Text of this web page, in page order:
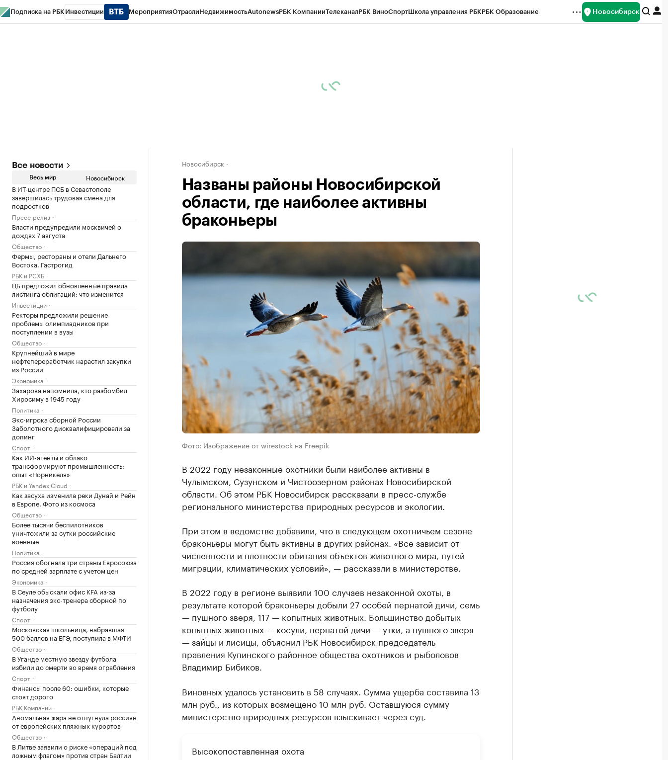
Подписка на РБК Инвестиции МероприятияОтраслиНедвижимостьAutonewsРБК КомпанииТелеканалРБК ВиноСпортШкола управления РБКРБК Образование Новосибирск
Все новости
Весь мир Новосибирск
В ИТ-центре ПСБ в Севастополе
завершилась трудовая смена для
подростков
Пресс-релиз
Власти предупредили москвичей о
дождях 7 августа
Общество
Фермы, рестораны и отели Дальнего
Востока. Гастрогид
РБК и РСХБ
ЦБ предложил обновленные правила
листинга облигаций: что изменится
Инвестиции
Ректоры предложили решение
проблемы олимпиадников при
поступлении в вузы
Общество
Крупнейший в мире
нефтепереработчик нарастил закупки
из России
Экономика
Захарова напомнила, кто разбомбил
Хиросиму в 1945 году
Политика
Экс-игрока сборной России
Заболотного дисквалифицировали за
допинг
Спорт
Как ИИ-агенты и облако
трансформируют промышленность:
опыт «Норникеля»
РБК и Yandex Cloud
Как засуха изменила реки Дунай и Рейн
в Европе. Фото из космоса
Общество
Более тысячи беспилотников
уничтожили за сутки российские
военные
Политика
Россия обогнала три страны Евросоюза
по средней зарплате с учетом цен
Экономика
В Сеуле обыскали офис KFA из-за
назначения экс-тренера сборной по
футболу
Спорт
Московская школьница, набравшая
500 баллов на ЕГЭ, поступила в МФТИ
Общество
В Уганде местную звезду футбола
избили до смерти во время ограбления
Спорт
Финансы после 60: ошибки, которые
стоят дорого
РБК Компании
Аномальная жара не отпугнула россиян
от европейских пляжных курортов
Общество
В Литве заявили о риске «операций под
ложным флагом» против стран Балтии
Новосибирск
Названы районы Новосибирской
области, где наиболее активны
браконьеры
Фото: Изображение от wirestock на Freepik
В 2022 году незаконные охотники были наиболее активны в
Чулымском, Сузунском и Чистоозерном районах Новосибирской
области. Об этом РБК Новосибирск рассказали в пресс-службе
регионального министерства природных ресурсов и экологии.
При этом в ведомстве добавили, что в следующем охотничьем сезоне
браконьеры могут быть активны в других районах. «Все зависит от
численности и плотности обитания объектов животного мира, путей
миграции, климатических условий», — рассказали в министерстве.
В 2022 году в регионе выявили 100 случаев незаконной охоты, в
результате которой браконьеры добыли 27 особей пернатой дичи, семь
— пушного зверя, 117 — копытных животных. Большинство добытых
копытных животных — косули, пернатой дичи — утки, а пушного зверя
— зайцы и лисицы, объяснил РБК Новосибирск председатель
правления Купинского районное общества охотников и рыболовов
Владимир Бибиков.
Виновных удалось установить в 58 случаях. Сумма ущерба составила 13
млн руб., из которых возмещено 10 млн руб. Оставшуюся сумму
министерство природных ресурсов взыскивает через суд.
Высокопоставленная охота